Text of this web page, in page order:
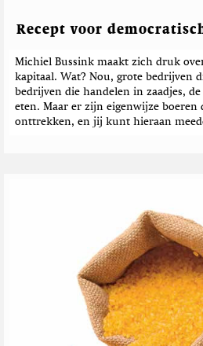
e
Recept voor
Michiel Bussink maakt zich druk
kapitaal. Wat? Nou, grote bedrijven
bedrijven die handelen in zaadjes,
eten. Maar er zijn eigenwijze boeren
onttrekken, en jij kunt hieraan